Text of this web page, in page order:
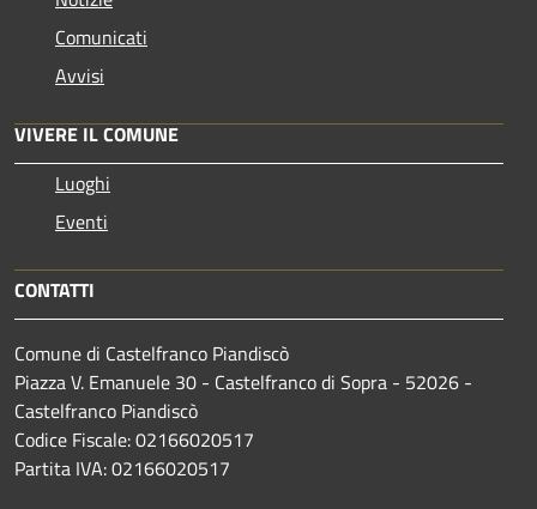
Comunicati
Avvisi
VIVERE IL COMUNE
Luoghi
Eventi
CONTATTI
Comune di Castelfranco Piandiscò
Piazza V. Emanuele 30 - Castelfranco di Sopra - 52026 -
Castelfranco Piandiscò
Codice Fiscale: 02166020517
Partita IVA: 02166020517